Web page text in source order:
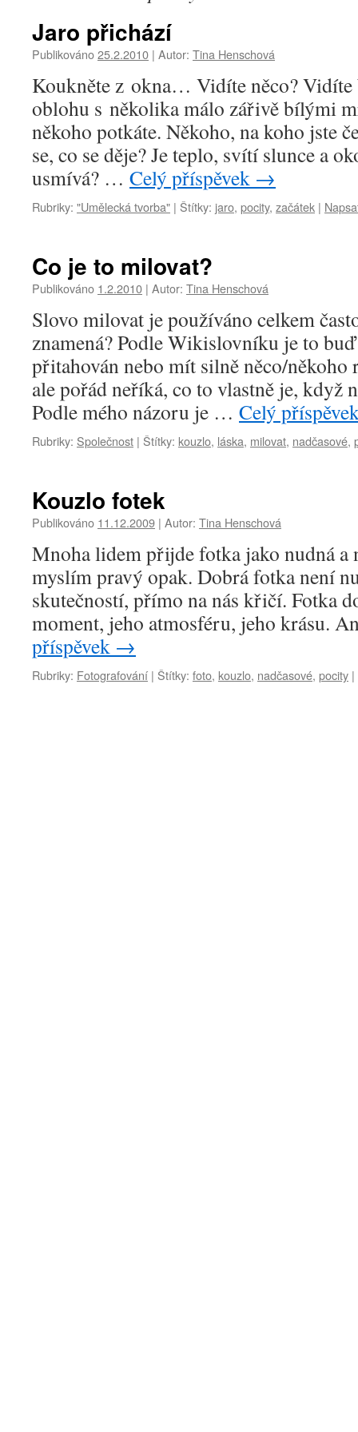
Jaro přichází
Publikováno25.2.2010 | Autor: Tina Henschová
Koukněte z okna… Vidíte něco?
oblohu s několika málo zářivě bílými
někoho potkáte. Někoho, na koho jste
se, co se děje? Je teplo, svítí slunce a
usmívá? … Celý příspěvek →
Rubriky: "Umělecká tvorba" | Štítky: jaro, pocity, začátek |
Co je to milovat?
Publikováno 1.2.2010 | Autor: Tina Henschová
Slovo milovat je používáno celkem
znamená? Podle Wikislovníku je to
přitahován nebo mít silně něco/někoho
ale pořád neříká, co to vlastně je, když
Podle mého názoru je … Celý
Rubriky: Společnost | Štítky: kouzlo, láska, milovat, nadčasové,
Kouzlo fotek
Publikováno 11.12.2009 | Autor: Tina Henschová
Mnoha lidem přijde fotka jako nudná a
myslím pravý opak. Dobrá fotka není
skutečností, přímo na nás křičí. Fotka
moment, jeho atmosféru, jeho krásu.
příspěvek →
Rubriky: Fotografování | Štítky: foto, kouzlo, nadčasové, pocity |